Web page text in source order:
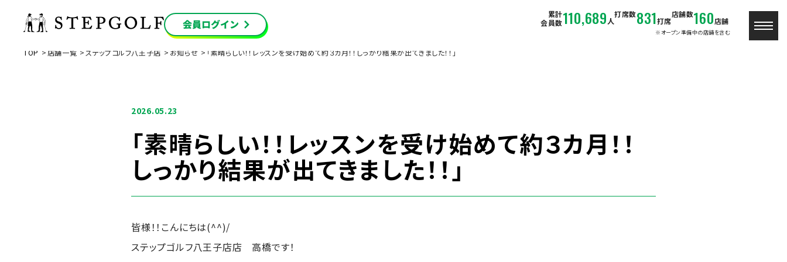
累計
会員数110,689 人
打席数831打席
店舗数160店舗
※オープン準備中の店舗を含む
TOP 店舗一覧 ステップゴルフ八王子店 お知らせ 「素晴らしい！！レッスンを受け始めて約３カ月！！しっかり結果が出てきました！！」
2026.05.23
「素晴らしい！！レッスンを受け始めて約３カ月！！
しっかり結果が出てきました！！」
皆様！！こんにちは(^^)/
ステップゴルフ八王子店店 高橋です！